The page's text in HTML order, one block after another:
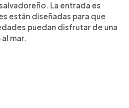
La entrada es
están diseñadas para que
puedan disfrutar de una
mar.